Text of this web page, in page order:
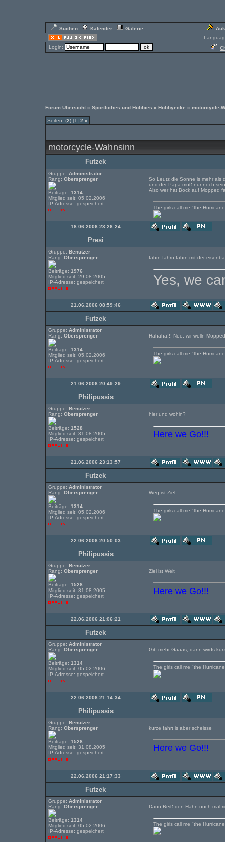
Suchen Kalender Galerie
Login:
Forum Übersicht » Sportliches und Hobbies » Hobbyecke » motorcycle-
Seiten: (2) [1] 2 »
motorcycle-Wahnsinn
Futzek
Gruppe: Administrator
Rang: Obersprenger
Beiträge: 1314
Mitglied seit: 05.02.2006
IP-Adresse: gespeichert
So Leutz die Sonne is mehr als
und der Papa muß nur noch
Also wer hat Bock auf Mopped
The girls call me "the
18.06.2006 23:26:24
Presi
Gruppe: Benutzer
Rang: Obersprenger
Beiträge: 1976
Mitglied seit: 29.08.2005
IP-Adresse: gespeichert
fahrn fahrn fahrn mit der
Yes, we
21.06.2006 08:59:46
Futzek
Gruppe: Administrator
Rang: Obersprenger
Beiträge: 1314
Mitglied seit: 05.02.2006
IP-Adresse: gespeichert
Hahaha!!! Nee, wir wolln
The girls call me "the
21.06.2006 20:49:29
Philipussis
Gruppe: Benutzer
Rang: Obersprenger
Beiträge: 1528
Mitglied seit: 31.08.2005
IP-Adresse: gespeichert
hier und wohin?
Here we Go!!!
21.06.2006 23:13:57
Futzek
Gruppe: Administrator
Rang: Obersprenger
Beiträge: 1314
Mitglied seit: 05.02.2006
IP-Adresse: gespeichert
Weg ist Ziel
The girls call me "the
22.06.2006 20:50:03
Philipussis
Gruppe: Benutzer
Rang: Obersprenger
Beiträge: 1528
Mitglied seit: 31.08.2005
IP-Adresse: gespeichert
Ziel ist Weit
Here we Go!!!
22.06.2006 21:06:21
Futzek
Gruppe: Administrator
Rang: Obersprenger
Beiträge: 1314
Mitglied seit: 05.02.2006
IP-Adresse: gespeichert
Gib mehr Gaaas, dann wirds
The girls call me "the
22.06.2006 21:14:34
Philipussis
Gruppe: Benutzer
Rang: Obersprenger
Beiträge: 1528
Mitglied seit: 31.08.2005
IP-Adresse: gespeichert
kurze fahrt is aber scheisse
Here we Go!!!
22.06.2006 21:17:33
Futzek
Gruppe: Administrator
Rang: Obersprenger
Beiträge: 1314
Mitglied seit: 05.02.2006
IP-Adresse: gespeichert
Dann Reiß den Hahn noch mal
The girls call me "the